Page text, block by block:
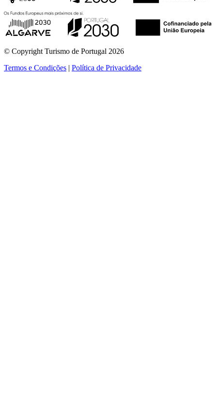
© Copyright Turismo de Portugal 2026
Termos e Condições | Política de Privacidade